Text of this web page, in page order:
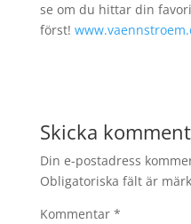
se om du hittar din
först!
Skicka
Din e-postadress
Obligatoriska fält är
Kommentar *